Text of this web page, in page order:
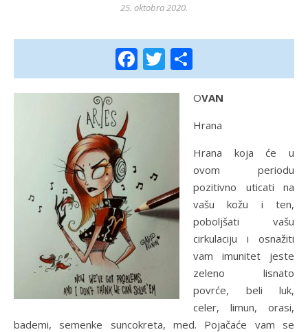
25. oktobra 2020.
Facebook
Twitter
OVAN
Hrana
Hrana koja će u
ovom periodu
pozitivno uticati na
vašu kožu i ten,
poboljšati vašu
cirkulaciju i osnažiti
vam imunitet jeste
zeleno lisnato
povrće, beli luk,
celer, limun, orasi,
bademi, semenke suncokreta, med. Pojačaće vam se